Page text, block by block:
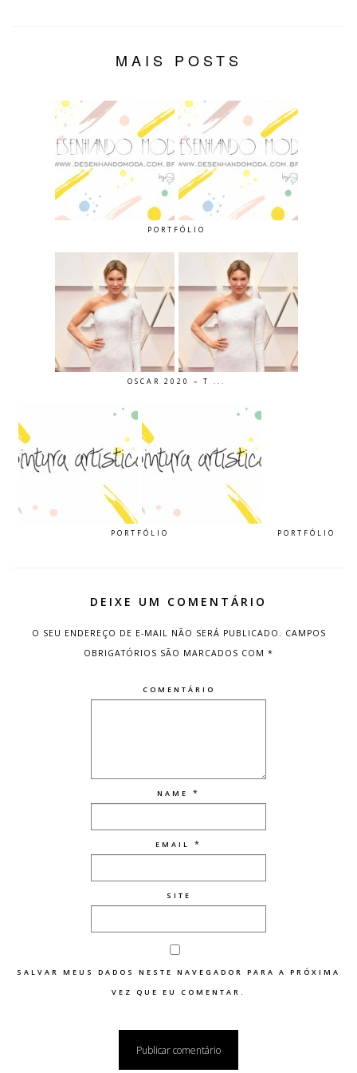
MAIS POSTS
PORTFÓLIO
OSCAR 2020 – T ...
PORTFÓLIO PORTFÓLIO
DEIXE UM COMENTÁRIO
O SEU ENDEREÇO DE E-MAIL NÃO SERÁ PUBLICADO. CAMPOS
OBRIGATÓRIOS SÃO MARCADOS COM *
COMENTÁRIO
NAME *
EMAIL *
SITE
SALVAR MEUS DADOS NESTE NAVEGADOR PARA A PRÓXIMA
VEZ QUE EU COMENTAR.